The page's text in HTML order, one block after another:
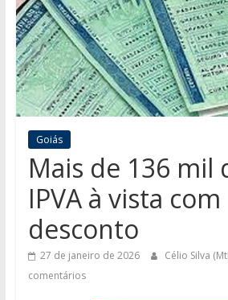
Goiás
Mais de 136 mil
IPVA à vista com
desconto
27 de janeiro de 2026 Célio Silva
comentários